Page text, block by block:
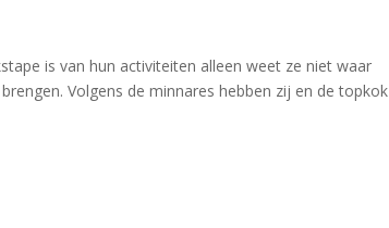
is van hun activiteiten alleen weet ze niet waar
Volgens de minnares hebben zij en de topkok